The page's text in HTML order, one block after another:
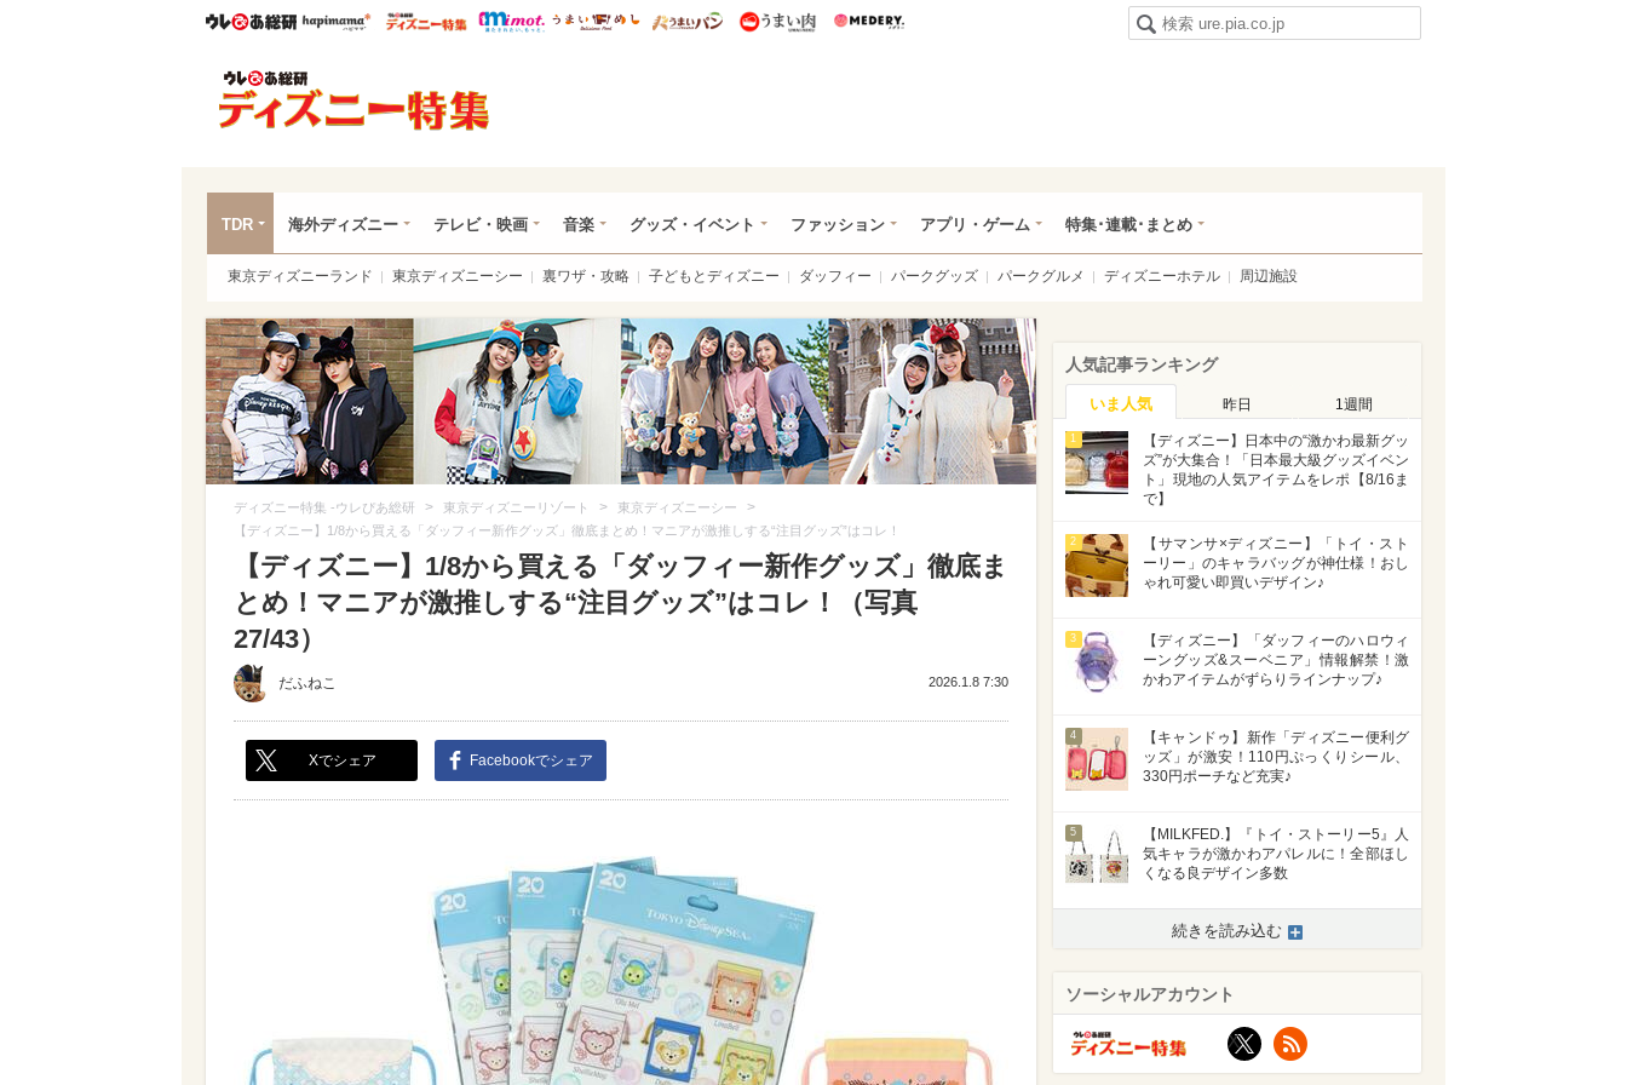
ウレぴあ総研ハピママ* ウレぴあ総研 ディズニー特集
mimot. うまいめし うまいパン うまい肉
TDR 海外ディズニー テレビ・映画 音楽 グッズ・イベント ファッション アプリ・ゲーム 特集･連載･まとめ
東京ディズニーランド 東京ディズニーシー 裏ワザ・攻略 子どもとディズニー ダッフィー パークグッズ パークグルメ ディズニーホテル 周辺施設
ディズニー特集 -ウレぴあ総研 > 東京ディズニーリゾート > 東京ディズニーシー >
【ディズニー】1/8から買える「ダッフィー新作グッズ」徹底まとめ！マニアが激推しする“注目グッズ”はコレ！
【ディズニー】1/8から買える「ダッフィー新作グッズ」徹底ま
とめ！マニアが激推しする“注目グッズ”はコレ！（写真
27/43）
だふねこ 2026.1.8 7:30
Xでシェア Facebookでシェア
人気記事ランキング
いま人気 昨日 1週間
1
【ディズニー】日本中の“激かわ最新グッ
ズ”が大集合！「日本最大級グッズイベン
ト」現地の人気アイテムをレポ【8/16ま
で】
2
【サマンサ×ディズニー】「トイ・スト
ーリー」のキャラバッグが神仕様！おし
ゃれ可愛い即買いデザイン♪
3
【ディズニー】「ダッフィーのハロウィ
ーングッズ&スーベニア」情報解禁！激
かわアイテムがずらりラインナップ♪
4
【キャンドゥ】新作「ディズニー便利グ
ッズ」が激安！110円ぷっくりシール、
330円ポーチなど充実♪
5
【MILKFED.】『トイ・ストーリー5』人
気キャラが激かわアパレルに！全部ほし
くなる良デザイン多数
続きを読み込む
ソーシャルアカウント
X